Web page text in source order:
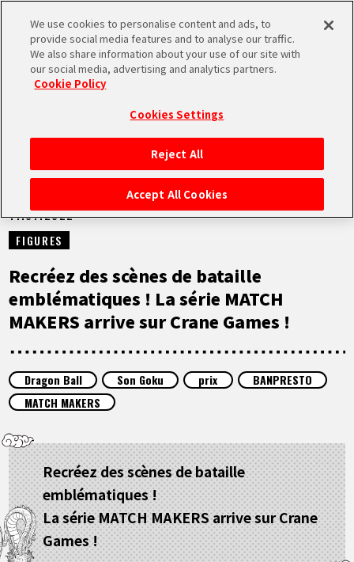
MEN
ACCUEIL
NEWS
À NE PAS MANQUER
VIDÉOS
ARTICLES
À PROPOS
LANGUAGE
JP
EN FR DE ES
NEWS
11.07.2022
FIGURES
Recréez des scènes de bataille
emblématiques ! La série MATCH
MAKERS arrive sur Crane Games !
Dragon Ball Son Goku prix
BANPRESTO
MATCH MAKERS
Recréez des scènes de bataille
emblématiques !
La série MATCH MAKERS arrive sur Crane
Games !
We use cookies to personalise content and ads, to
provide social media features and to analyse our traffic.
We also share information about your use of our site with
our social media, advertising and analytics partners.
Cookie Policy
Cookies Settings
Reject All
Accept All Cookies